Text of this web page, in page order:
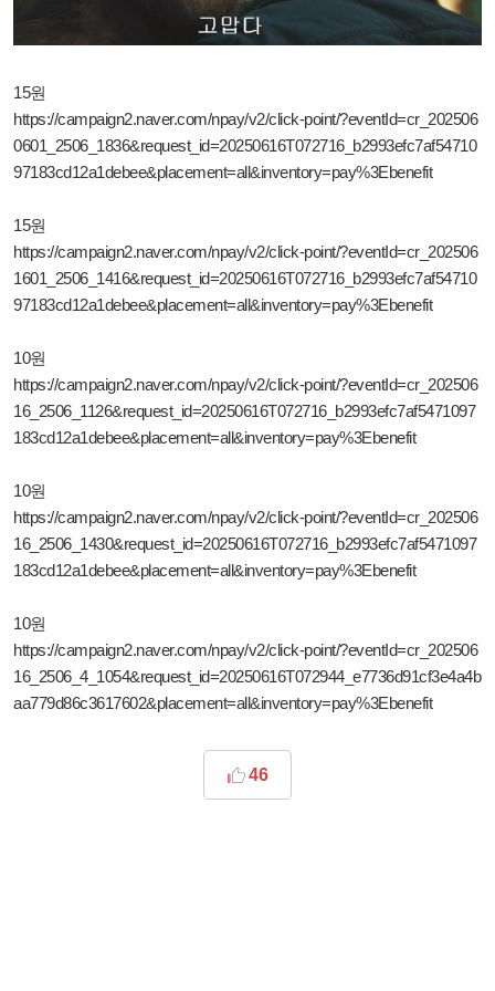
15원
https://campaign2.naver.com/npay/v2/click-point/?eventId=cr_202506
0601_2506_1836&request_id=20250616T072716_b2993efc7af54710
97183cd12a1debee&placement=all&inventory=pay%3Ebenefit
15원
https://campaign2.naver.com/npay/v2/click-point/?eventId=cr_202506
1601_2506_1416&request_id=20250616T072716_b2993efc7af54710
97183cd12a1debee&placement=all&inventory=pay%3Ebenefit
10원
https://campaign2.naver.com/npay/v2/click-point/?eventId=cr_202506
16_2506_1126&request_id=20250616T072716_b2993efc7af5471097
183cd12a1debee&placement=all&inventory=pay%3Ebenefit
10원
https://campaign2.naver.com/npay/v2/click-point/?eventId=cr_202506
16_2506_1430&request_id=20250616T072716_b2993efc7af5471097
183cd12a1debee&placement=all&inventory=pay%3Ebenefit
10원
https://campaign2.naver.com/npay/v2/click-point/?eventId=cr_202506
16_2506_4_1054&request_id=20250616T072944_e7736d91cf3e4a4b
aa779d86c3617602&placement=all&inventory=pay%3Ebenefit
46